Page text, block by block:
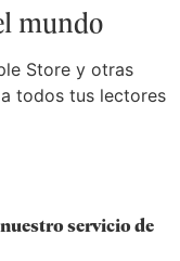
mundo
Store y otras
todos tus lectores
servicio de